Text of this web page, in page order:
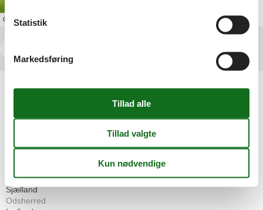
OmOdsherred
Attraktion
Geografier
Danmark
Sjælland
Odsherred
Statistik
Markedsføring